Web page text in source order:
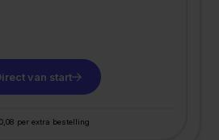
van start
per extra bestelling